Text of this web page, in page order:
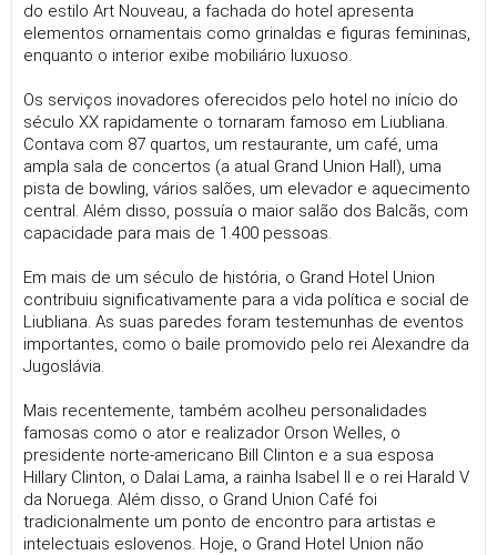
do estilo Art Nouveau, a fachada do hotel apresenta
elementos ornamentais como grinaldas e figuras femininas,
enquanto o interior exibe mobiliário luxuoso.
Os serviços inovadores oferecidos pelo hotel no início do
século XX rapidamente o tornaram famoso em Liubliana.
Contava com 87 quartos, um restaurante, um café, uma
ampla sala de concertos (a atual Grand Union Hall), uma
pista de bowling, vários salões, um elevador e aquecimento
central. Além disso, possuía o maior salão dos Balcãs, com
capacidade para mais de 1.400 pessoas.
Em mais de um século de história, o Grand Hotel Union
contribuiu significativamente para a vida política e social de
Liubliana. As suas paredes foram testemunhas de eventos
importantes, como o baile promovido pelo rei Alexandre da
Jugoslávia.
Mais recentemente, também acolheu personalidades
famosas como o ator e realizador Orson Welles, o
presidente norte-americano Bill Clinton e a sua esposa
Hillary Clinton, o Dalai Lama, a rainha Isabel II e o rei Harald V
da Noruega. Além disso, o Grand Union Café foi
tradicionalmente um ponto de encontro para artistas e
intelectuais eslovenos. Hoje, o Grand Hotel Union não